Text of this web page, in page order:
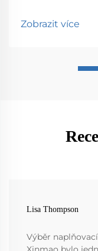
Zobrazit více
Lisa Thompson
Výběr